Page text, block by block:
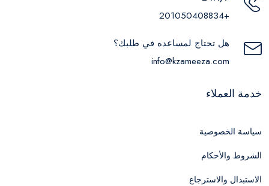
+201050408834
هل تحتاج لمساعده في طلبك؟
info@kzameeza.com
خدمة العملاء
سياسة الخصوصية
الشروط والأحكام
الاستبدال والاسترجاع